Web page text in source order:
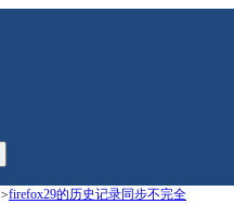
>firefox29的历史记录同步不完全